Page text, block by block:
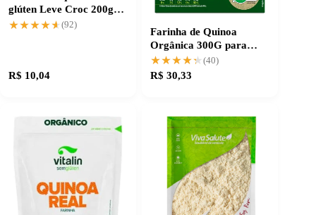
glúten Leve Croc 200g
para receitas mais leves
★★★★★
★★★★★ (92)
R$ 10,04
Farinha de Quinoa
Orgânica 300G para
receitas nutritivas
★★★★★
★★★★★(40)
R$ 30,33